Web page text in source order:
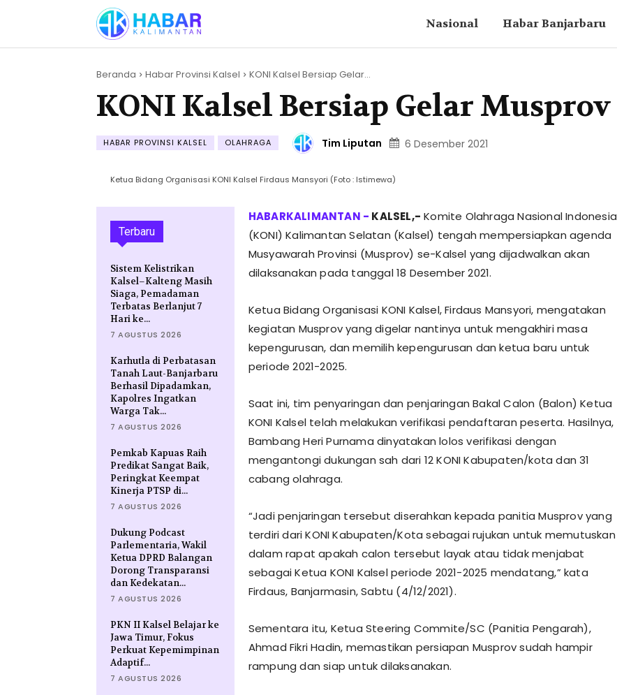
Nasional Habar Banjarbaru
Beranda Habar Provinsi Kalsel KONI Kalsel Bersiap Gelar...
KONI Kalsel Bersiap Gelar Musprov
HABAR PROVINSI KALSEL OLAHRAGA Tim Liputan 6 Desember 2021
Ketua Bidang Organisasi KONI Kalsel Firdaus Mansyori (Foto : Istimewa)
Terbaru
Sistem Kelistrikan
Kalsel–Kalteng Masih
Siaga, Pemadaman
Terbatas Berlanjut 7
Hari ke...
7 AGUSTUS 2026
Karhutla di Perbatasan
Tanah Laut-Banjarbaru
Berhasil Dipadamkan,
Kapolres Ingatkan
Warga Tak...
7 AGUSTUS 2026
Pemkab Kapuas Raih
Predikat Sangat Baik,
Peringkat Keempat
Kinerja PTSP di...
7 AGUSTUS 2026
Dukung Podcast
Parlementaria, Wakil
Ketua DPRD Balangan
Dorong Transparansi
dan Kedekatan...
7 AGUSTUS 2026
PKN II Kalsel Belajar ke
Jawa Timur, Fokus
Perkuat Kepemimpinan
Adaptif...
7 AGUSTUS 2026
KALSEL,- Komite Olahraga Nasional Indonesia
(KONI) Kalimantan Selatan (Kalsel) tengah mempersiapkan agenda
Musyawarah Provinsi (Musprov) se-Kalsel yang dijadwalkan akan
dilaksanakan pada tanggal 18 Desember 2021.
Ketua Bidang Organisasi KONI Kalsel, Firdaus Mansyori, mengatakan
kegiatan Musprov yang digelar nantinya untuk mengakhiri masa
kepengurusan, dan memilih kepengurusan dan ketua baru untuk
periode 2021-2025.
Saat ini, tim penyaringan dan penjaringan Bakal Calon (Balon) Ketua
KONI Kalsel telah melakukan verifikasi pendaftaran peserta. Hasilnya,
Bambang Heri Purnama dinyatakan lolos verifikasi dengan
mengantongi dukungan sah dari 12 KONI Kabupaten/kota dan 31
cabang olahraga.
“Jadi penjaringan tersebut diserahkan kepada panitia Musprov yang
terdiri dari KONI Kabupaten/Kota sebagai rujukan untuk memutuskan
dalam rapat apakah calon tersebut layak atau tidak menjabat
sebagai Ketua KONI Kalsel periode 2021-2025 mendatang,” kata
Firdaus, Banjarmasin, Sabtu (4/12/2021).
Sementara itu, Ketua Steering Commite/SC (Panitia Pengarah),
Ahmad Fikri Hadin, memastikan persiapan Musprov sudah hampir
rampung dan siap untuk dilaksanakan.